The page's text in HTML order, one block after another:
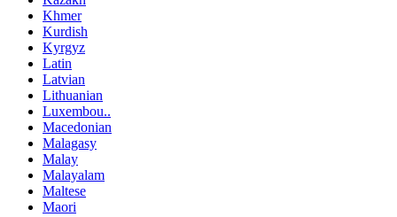
Khmer
Kurdish
Kyrgyz
Latin
Latvian
Lithuanian
Luxembou..
Macedonian
Malagasy
Malay
Malayalam
Maltese
Maori